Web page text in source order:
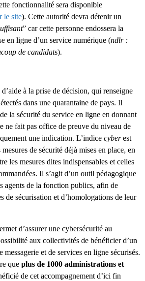
fonctionnalité sera disponible
le site). Cette autorité devra détenir un
” car cette personne endossera la
en ligne d’un service numérique (ndlr :
de candidats).
à la prise de décision, qui renseigne
dans une quarantaine de pays. Il
la sécurité du service en ligne en donnant
ne fait pas office de preuve du niveau de
une indication. L’indice cyberest
de sécurité déjà mises en place, en
les mesures dites indispensables et celles
Il s’agit d’un outil pédagogique
agents de la fonction publics, afin de
de sécurisation et d’homologations de leur
d’assurer une cybersécurité au
aux collectivités de bénéficier d’un
messagerie et de services en ligne sécurisés.
que plus de 1000 administrations et
de cet accompagnement d’ici fin